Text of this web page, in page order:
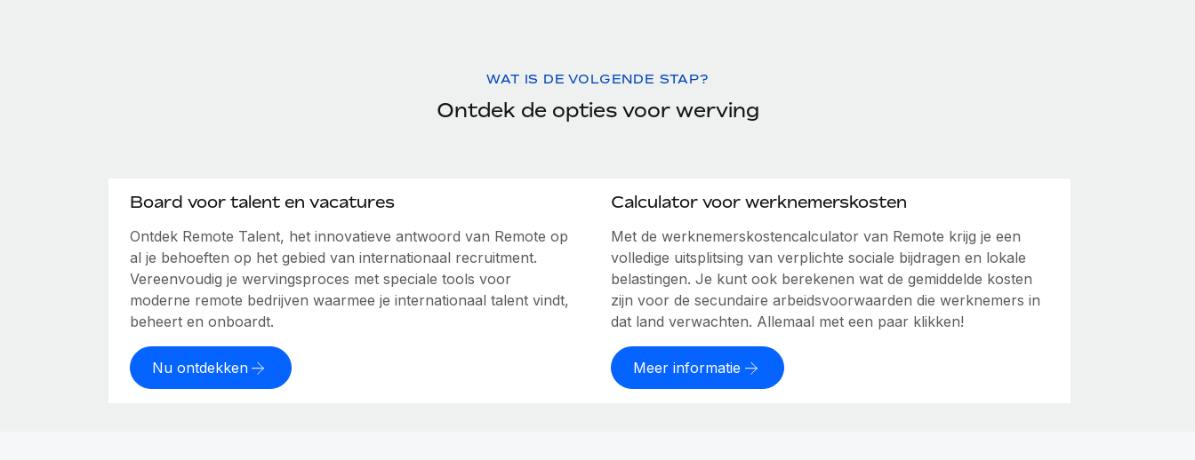
WAT IS DE VOLGENDE STAP?
Ontdek de opties voor werving
Board voor talent en vacatures
Ontdek Remote Talent, het innovatieve antwoord van Remote op
al je behoeften op het gebied van internationaal recruitment.
Vereenvoudig je wervingsproces met speciale tools voor
moderne remote bedrijven waarmee je internationaal talent vindt,
beheert en onboardt.
Nu ontdekken
Calculator voor werknemerskosten
Met de werknemerskostencalculator van Remote krijg je een
volledige uitsplitsing van verplichte sociale bijdragen en lokale
belastingen. Je kunt ook berekenen wat de gemiddelde kosten
zijn voor de secundaire arbeidsvoorwaarden die werknemers in
dat land verwachten. Allemaal met een paar klikken!
Meer informatie